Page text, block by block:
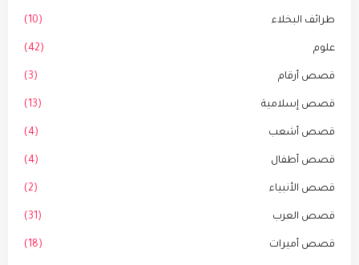
طرائف البخلاء (10)
علوم (42)
قصص أرقام (3)
قصص إسلامية (13)
قصص أشعب (4)
قصص أطفال (4)
قصص الأنبياء (2)
قصص العرب (31)
قصص أميرات (18)